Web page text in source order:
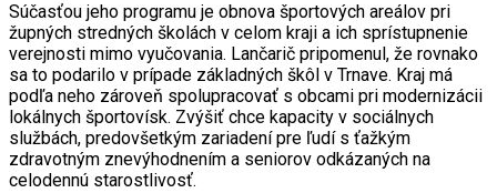
Súčasťou jeho programu je obnova športových areálov pri
župných stredných školách v celom kraji a ich sprístupnenie
verejnosti mimo vyučovania. Lančarič pripomenul, že rovnako
sa to podarilo v prípade základných škôl v Trnave. Kraj má
podľa neho zároveň spolupracovať s obcami pri modernizácii
lokálnych športovísk. Zvýšiť chce kapacity v sociálnych
službách, predovšetkým zariadení pre ľudí s ťažkým
zdravotným znevýhodnením a seniorov odkázaných na
celodennú starostlivosť.